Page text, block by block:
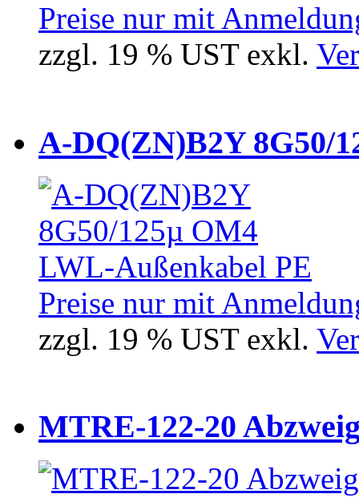
Preise nur mit
zzgl. 19 % UST exkl.
A-DQ(ZN)B2Y 8G50/
Preise nur mit
zzgl. 19 % UST exkl.
MTRE-122-20